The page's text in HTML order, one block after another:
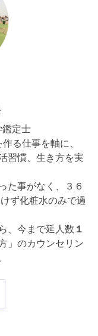
定士
る仕事を軸に、
習慣、生き方を実
た事がなく、３６
ず化粧水のみで過
、今まで延人数 １
」のカウンセリン